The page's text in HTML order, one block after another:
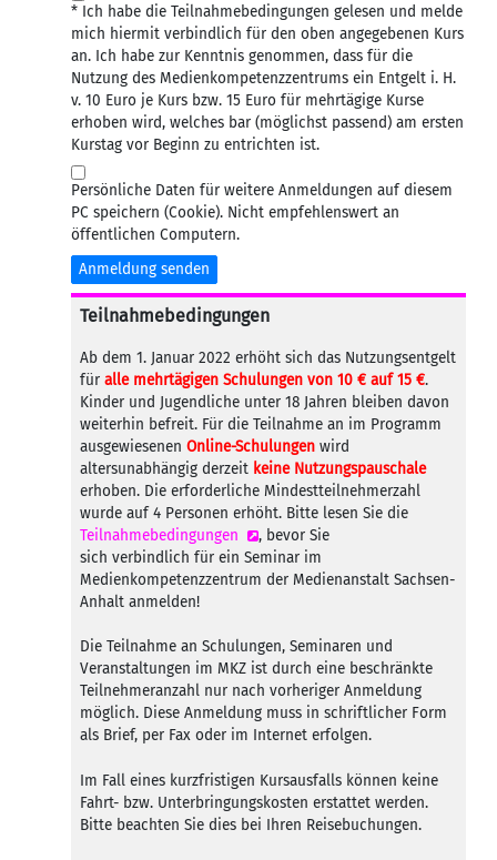
* Ich habe die Teilnahmebedingungen gelesen und melde
mich hiermit verbindlich für den oben angegebenen Kurs
an. Ich habe zur Kenntnis genommen, dass für die
Nutzung des Medienkompetenzzentrums ein Entgelt i. H.
v. 10 Euro je Kurs bzw. 15 Euro für mehrtägige Kurse
erhoben wird, welches bar (möglichst passend) am ersten
Kurstag vor Beginn zu entrichten ist.
Persönliche Daten für weitere Anmeldungen auf diesem
PC speichern (Cookie). Nicht empfehlenswert an
öffentlichen Computern.
Anmeldung senden
Teilnahmebedingungen
Ab dem 1. Januar 2022 erhöht sich das Nutzungsentgelt
für alle mehrtägigen Schulungen von 10 € auf 15 €.
Kinder und Jugendliche unter 18 Jahren bleiben davon
weiterhin befreit. Für die Teilnahme an im Programm
ausgewiesenen Online-Schulungen wird
altersunabhängig derzeit keine Nutzungspauschale
erhoben. Die erforderliche Mindestteilnehmerzahl
wurde auf 4 Personen erhöht. Bitte lesen Sie die
Teilnahmebedingungen
, bevor Sie
sich verbindlich für ein Seminar im
Medienkompetenzzentrum der Medienanstalt Sachsen-
Anhalt anmelden!
Die Teilnahme an Schulungen, Seminaren und
Veranstaltungen im MKZ ist durch eine beschränkte
Teilnehmeranzahl nur nach vorheriger Anmeldung
möglich. Diese Anmeldung muss in schriftlicher Form
als Brief, per Fax oder im Internet erfolgen.
Im Fall eines kurzfristigen Kursausfalls können keine
Fahrt- bzw. Unterbringungskosten erstattet werden.
Bitte beachten Sie dies bei Ihren Reisebuchungen.